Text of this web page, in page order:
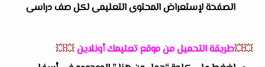
الصفحة لإستعراض المحتوى التعليمى لكل صف دراسى
💥💥طريقة التحميل من موقع تعليمك أونلاين💥💥